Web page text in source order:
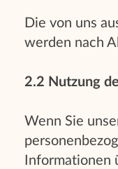
Die von uns
werden nach
2.2 Nutzung
Wenn Sie
Informationen